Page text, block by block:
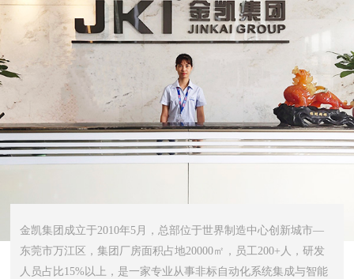
金凯集团成立于2010年5月，总部位于世界制造中心创新城市—
东莞市万江区，集团厂房面积占地20000㎡，员工200+人，研发
人员占比15%以上，是一家专业从事非标自动化系统集成与智能